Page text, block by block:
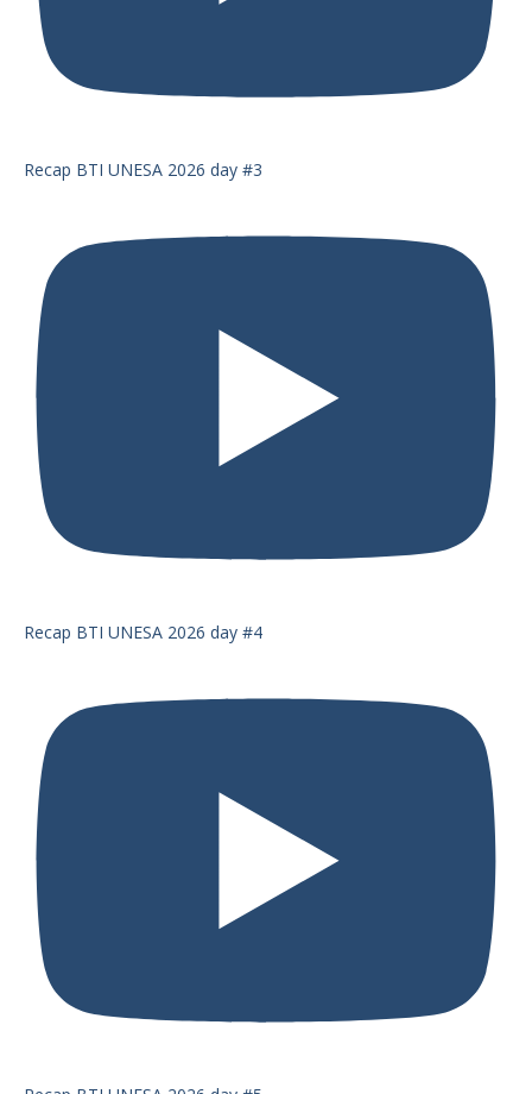
Recap BTI UNESA 2026 day #3
Recap BTI UNESA 2026 day #4